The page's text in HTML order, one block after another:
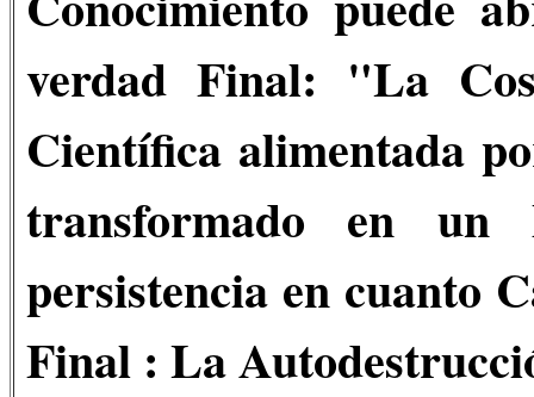
verdad Final: "La
Científica alimentada
transformado en
persistencia en cuanto
Final : La